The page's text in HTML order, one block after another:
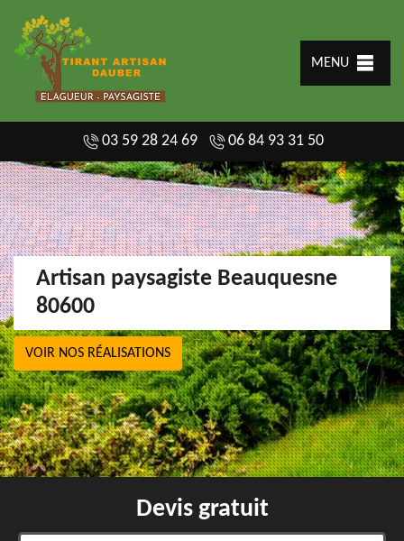
MENU
03 59 28 24 69 06 84 93 31 50
Artisan paysagiste Beauquesne
80600
VOIR NOS RÉALISATIONS
Devis gratuit